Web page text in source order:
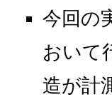
今回の
おいて
造が計